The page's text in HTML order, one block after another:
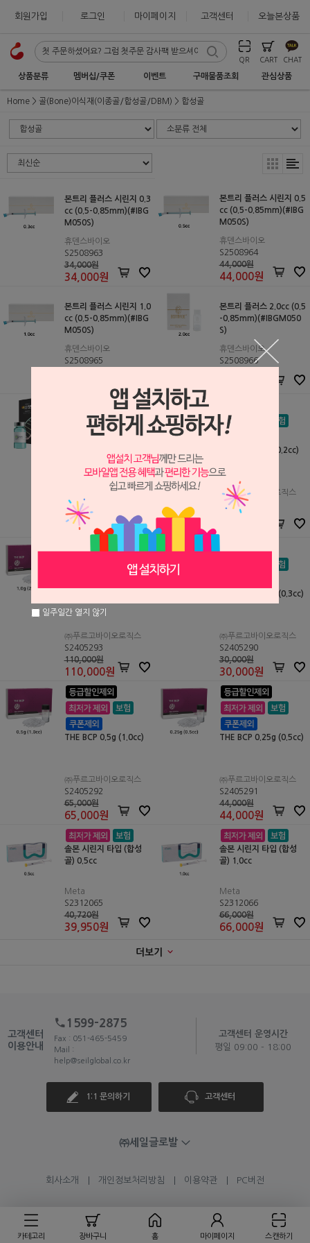
회원가입 로그인 마이페이지 고객센터 오늘본상품
QR CART CHAT
상품분류 멤버십/쿠폰 이벤트 구매물품조회 관심상품
카테고리 장바구니 홈 마이페이지 스캔하기
Home 골(Bone)이식재(이종골/합성골/DBM) 합성골
본트리 플러스 시린지 0.3
cc (0.5-0.85mm)(#IBG
M050S)
휴덴스바이오
S2508963
34,000원
34,000원
본트리 플러스 시린지 0.5
cc (0.5-0.85mm)(#IBG
M050S)
휴덴스바이오
S2508964
44,000원
44,000원
본트리 플러스 시린지 1.0
cc (0.5-0.85mm)(#IBG
M050S)
휴덴스바이오
S2508965
본트리 플러스 2.0cc (0.5
-0.85mm)(#IBGM050
S)
휴덴스바이오
S2508966
뼈플란트 rhBMP-2 0.1g
(#BB1010-BP) (반품불
S2507934
77,000
THE BCP 0.1g (0.2cc)
㈜푸르고바이오로직스
S2405289
28,640원
㈜푸르고바이오로직스
S2405293
110,000원
110,000원
THE BCP 0.15g (0.3cc)
㈜푸르고바이오로직스
S2405290
30,000원
30,000원
THE BCP 0.5g (1.0cc)
㈜푸르고바이오로직스
S2405292
65,000원
65,000원
THE BCP 0.25g (0.5cc)
㈜푸르고바이오로직스
S2405291
44,000원
44,000원
솔본 시린지 타입 (합성
골) 0.5cc
Meta
S2312065
40,720원
39,950원
솔본 시린지 타입 (합성
골) 1.0cc
Meta
S2312066
66,000원
66,000원
더보기
고객센터
이용안내
1599-2875
Fax : 051-465-5459
Mail :
help@seilglobal.co.kr
고객센터 운영시간
평일 09:00 - 18:00
1:1 문의하기 고객센터
㈜세일글로발
회사소개 개인정보처리방침 이용약관 PC버전
일주일간 열지 않기